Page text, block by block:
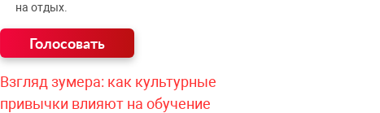
на отдых.
Взгляд зумера: как культурные
привычки влияют на обучение